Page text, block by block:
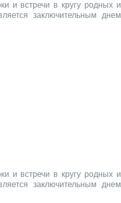
и встречи в кругу родных и
заключительным днем
и встречи в кругу родных и
заключительным днем